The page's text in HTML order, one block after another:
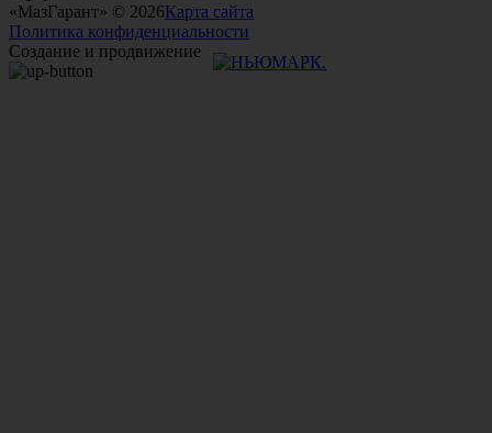
«МазГарант» © 2026Карта сайта
Политика конфиденциальности
Создание и продвижение